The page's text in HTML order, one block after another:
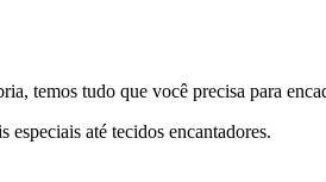
temos tudo que você precisa para
especiais até tecidos encantadores.